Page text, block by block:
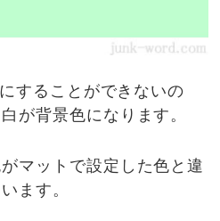
することができないの
が背景色になります。
マットで設定した色と違
ます。